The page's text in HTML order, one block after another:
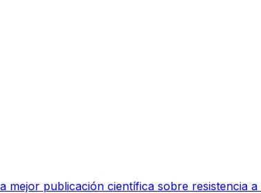
mejor publicación científica sobre resistencia